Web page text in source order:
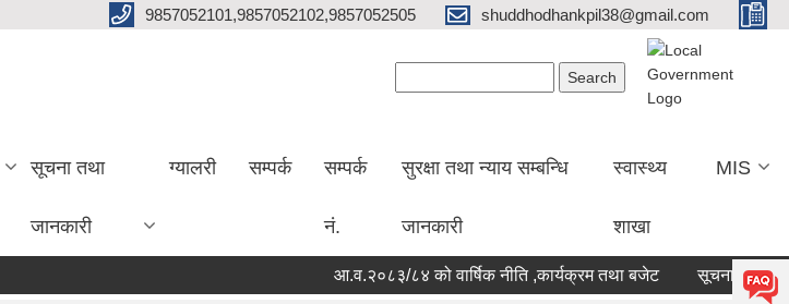
9857052101,9857052102,9857052505 shuddhodhankpil38@gmail.com
सूचना तथा
जानकारी
ग्यालरी सम्पर्क सम्पर्क
नं.
सुरक्षा तथा न्याय सम्बन्धि
जानकारी
स्वास्थ्य
शाखा
MIS
आ.व.२०८३/८४ को वार्षिक नीति ,कार्यक्रम तथा बजेट सूचना ! सूचना !!